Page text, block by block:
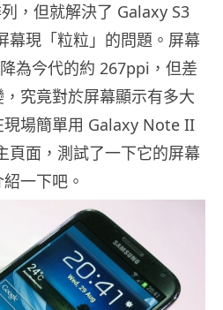
，但就解決了 Galaxy S3
幕現「粒粒」的問題。屏幕
為今代的約 267ppi，但差
究竟對於屏幕顯示有多大
現場簡單用 Galaxy Note II
面，測試了一下它的屏幕
一下吧。